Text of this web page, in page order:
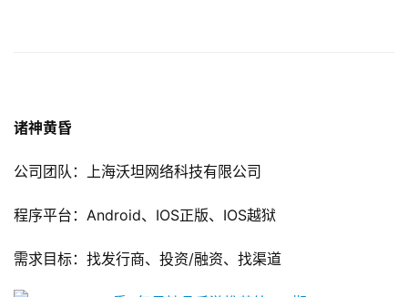
首
茶
原
诸神黄昏
公司团队：上海沃坦网络科技有限公司
程序平台：Android、IOS正版、IOS越狱
需求目标：找发行商、投资/融资、找渠道